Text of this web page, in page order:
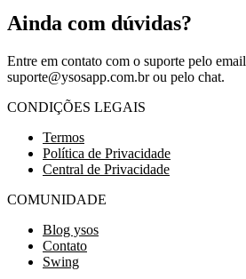
Ainda com dúvidas?
Entre em contato com o suporte pelo email
suporte@ysosapp.com.brou pelo chat.
CONDIÇÕES LEGAIS
Termos
Política de Privacidade
Central de Privacidade
COMUNIDADE
Blog ysos
Contato
Swing